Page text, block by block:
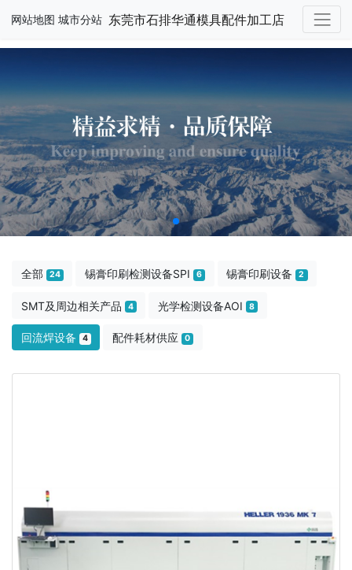
网站地图 城市分站 东莞市石排华通模具配件加工店
全部 24 锡膏印刷检测设备SPI 6 锡膏印刷设备 2
SMT及周边相关产品 4 光学检测设备AOI 8
回流焊设备 4 配件耗材供应 0